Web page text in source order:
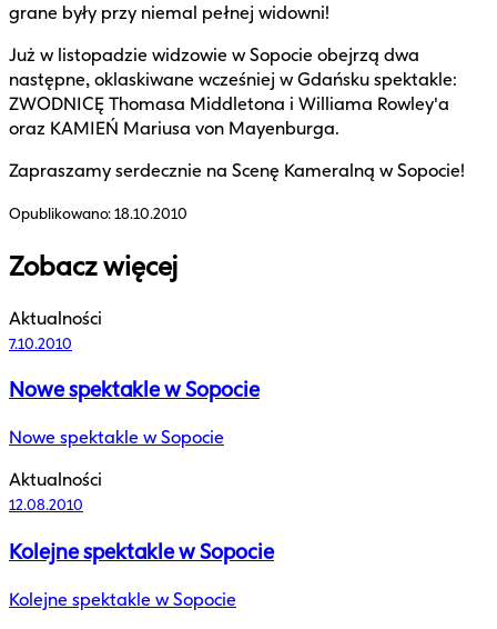
grane były przy niemal pełnej widowni!
Już w listopadzie widzowie w Sopocie obejrzą dwa
następne, oklaskiwane wcześniej w Gdańsku spektakle:
ZWODNICĘ Thomasa Middletona i Williama Rowley'a
oraz KAMIEŃ Mariusa von Mayenburga.
Zapraszamy serdecznie na Scenę Kameralną w Sopocie!
Opublikowano:18.10.2010
Zobacz więcej
Aktualności
7.10.2010
Nowe spektakle w Sopocie
Nowe spektakle w Sopocie
Aktualności
12.08.2010
Kolejne spektakle w Sopocie
Kolejne spektakle w Sopocie